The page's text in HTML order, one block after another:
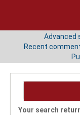
Advanced
Recent
Your search